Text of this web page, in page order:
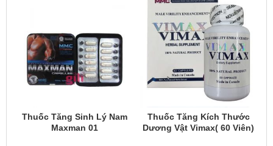
Thuốc Tăng Sinh Lý Nam
Maxman 01
Thuốc Tăng Kích Thước
Dương Vật Vimax( 60 Viên)